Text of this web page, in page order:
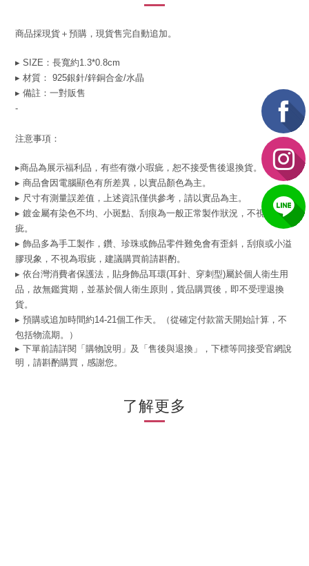
商品採現貨＋預購，現貨售完自動追加。
▸ SIZE：長寬約1.3*0.8cm
▸ 材質： 925銀針/鋅銅合金/水晶
▸ 備註：一對販售
-
注意事項：
▸商品為展示福利品，有些有微小瑕疵，恕不接受售後退換貨。
▸ 商品會因電腦顯色有所差異，以實品顏色為主。
▸ 尺寸有測量誤差值，上述資訊僅供參考，請以實品為主。
▸ 鍍金屬有染色不均、小斑點、刮痕為一般正常製作狀況，不視為瑕
疵。
▸ 飾品多為手工製作，鑽、珍珠或飾品零件難免會有歪斜，刮痕或小溢
膠現象，不視為瑕疵，建議購買前請斟酌。
▸ 依台灣消費者保護法，貼身飾品耳環(耳針、穿刺型)屬於個人衛生用
品，故無鑑賞期，並基於個人衛生原則，貨品購買後，即不受理退換
貨。
▸ 預購或追加時間約14-21個工作天。（從確定付款當天開始計算，不
包括物流期。）
▸ 下單前請詳閱「購物說明」及「售後與退換」，下標等同接受官網說
明，請斟酌購買，感謝您。
了解更多